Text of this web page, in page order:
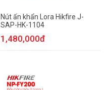
Nút ấn khẩn Lora Hikfire J-
SAP-HK-1104
1,480,000đ